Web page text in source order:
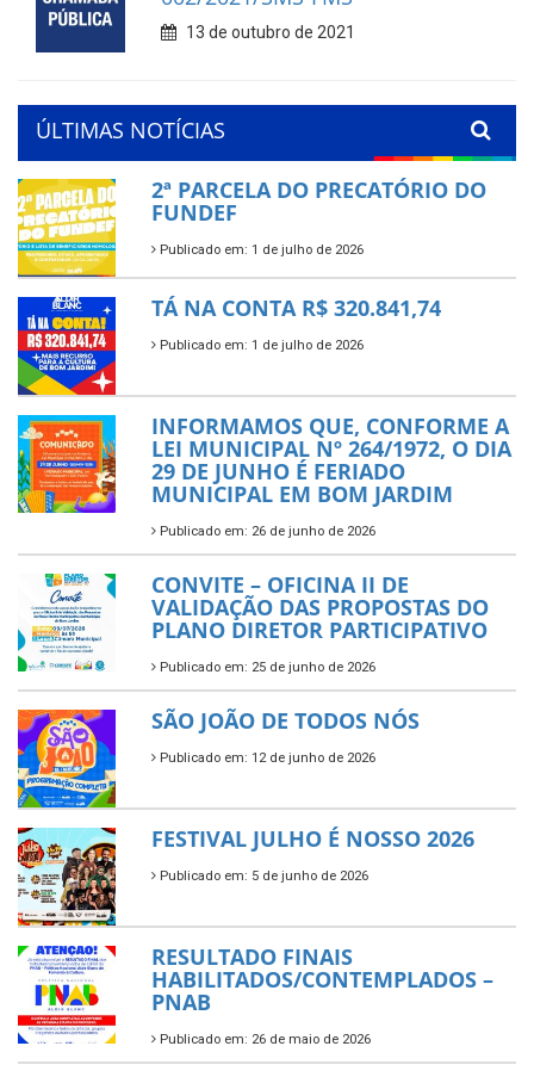
13 de outubro de 2021
ÚLTIMAS NOTÍCIAS
2ª PARCELA DO PRECATÓRIO DO
FUNDEF
Publicado em: 1 de julho de 2026
TÁ NA CONTA R$ 320.841,74
Publicado em: 1 de julho de 2026
INFORMAMOS QUE, CONFORME A
LEI MUNICIPAL Nº 264/1972, O DIA
29 DE JUNHO É FERIADO
MUNICIPAL EM BOM JARDIM
Publicado em: 26 de junho de 2026
CONVITE – OFICINA II DE
VALIDAÇÃO DAS PROPOSTAS DO
PLANO DIRETOR PARTICIPATIVO
Publicado em: 25 de junho de 2026
SÃO JOÃO DE TODOS NÓS
Publicado em: 12 de junho de 2026
FESTIVAL JULHO É NOSSO 2026
Publicado em: 5 de junho de 2026
RESULTADO FINAIS
HABILITADOS/CONTEMPLADOS –
PNAB
Publicado em: 26 de maio de 2026